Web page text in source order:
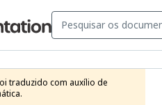
traduzido com auxílio de